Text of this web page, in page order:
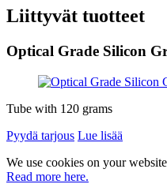
Liittyvät tuotteet
Optical Grade Silicon
Tube with 120 grams
Pyydä tarjous Lue lisää
We use cookies on your
Read more here.